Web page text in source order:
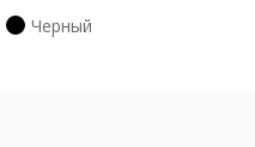
Черный